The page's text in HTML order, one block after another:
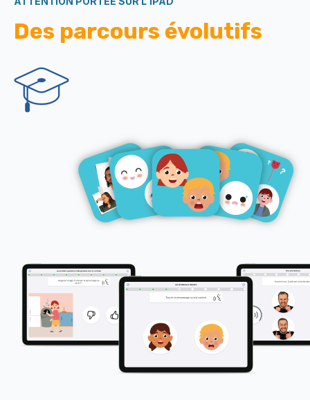
Des parcours évolutifs